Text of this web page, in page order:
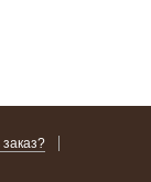
заказ?